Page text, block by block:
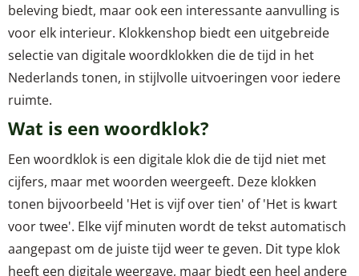
beleving biedt, maar ook een interessante aanvulling is
voor elk interieur. Klokkenshop biedt een uitgebreide
selectie van digitale woordklokken die de tijd in het
Nederlands tonen, in stijlvolle uitvoeringen voor iedere
ruimte.
Wat is een woordklok?
Een woordklok is een digitale klok die de tijd niet met
cijfers, maar met woorden weergeeft. Deze klokken
tonen bijvoorbeeld 'Het is vijf over tien' of 'Het is kwart
voor twee'. Elke vijf minuten wordt de tekst automatisch
aangepast om de juiste tijd weer te geven. Dit type klok
heeft een digitale weergave, maar biedt een heel andere